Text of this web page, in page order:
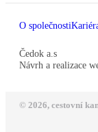
O společnosti
Čedok a.s
Návrh a realizace
© 2026, cestovní